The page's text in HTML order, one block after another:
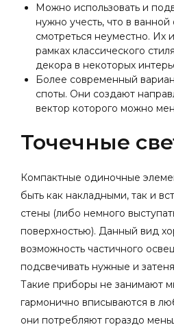
Можно использовать и
нужно учесть, что в
смотреться неуместно. Их
рамках классического
декора в некоторых
Более современный
споты. Они создают
вектор которого можно
Точечные
Компактные одиночные
быть как накладными, так и
стены (либо немного
поверхностью). Данный вид
возможность частичного
подсвечивать нужные и
Такие приборы не занимают
гармонично вписываются в
они потребляют гораздо